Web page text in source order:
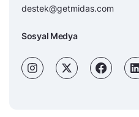
destek@getmidas.com
Sosyal Medya